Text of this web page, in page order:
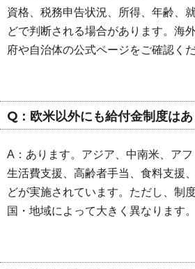
資格、税務申告状況、所得、年齢、
どで判断される場合があります。海
府や自治体の公式ページをご確認くだ
Q：欧米以外にも給付金制度はあ
A：あります。アジア、中南米、アフ
生活費支援、高齢者手当、食料支援
どが実施されています。ただし、制
国・地域によって大きく異なります。